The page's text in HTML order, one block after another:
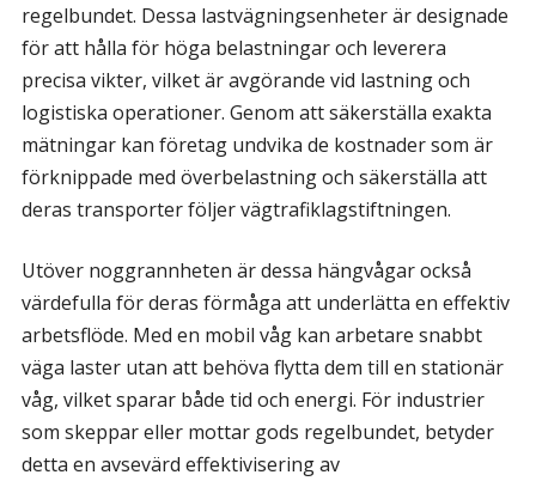
regelbundet. Dessa lastvägningsenheter är designade
för att hålla för höga belastningar och leverera
precisa vikter, vilket är avgörande vid lastning och
logistiska operationer. Genom att säkerställa exakta
mätningar kan företag undvika de kostnader som är
förknippade med överbelastning och säkerställa att
deras transporter följer vägtrafiklagstiftningen.
Utöver noggrannheten är dessa hängvågar också
värdefulla för deras förmåga att underlätta en effektiv
arbetsflöde. Med en mobil våg kan arbetare snabbt
väga laster utan att behöva flytta dem till en stationär
våg, vilket sparar både tid och energi. För industrier
som skeppar eller mottar gods regelbundet, betyder
detta en avsevärd effektivisering av